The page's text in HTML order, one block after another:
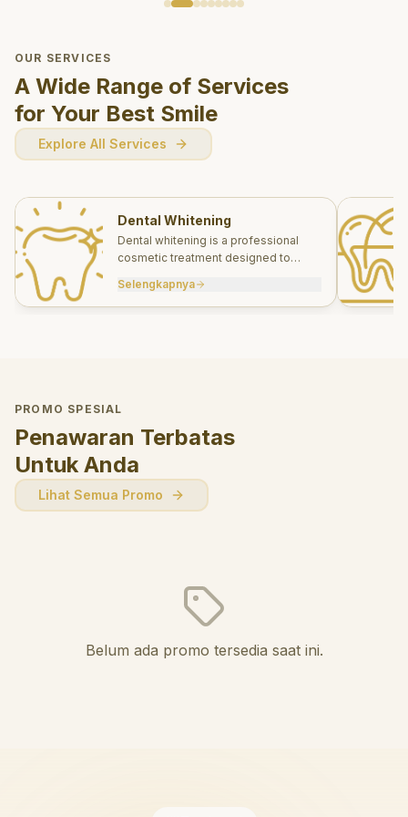
OUR SERVICES
A Wide Range of Services
for Your Best Smile
Explore All Services
Dental Whitening
Dental whitening is a professional
cosmetic treatment designed to
effectively.
Selengkapnya
PROMO SPESIAL
Penawaran Terbatas
Untuk Anda
Lihat Semua Promo
Belum ada promo tersedia saat ini.